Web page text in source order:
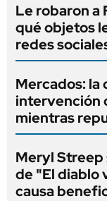
Le robaron a
qué objetos
redes
Mercados: la
intervención
mientras
Meryl
de "El diablo
causa